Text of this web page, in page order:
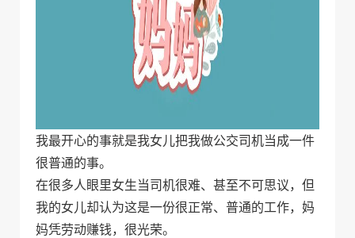
我最开心的事就是我女儿把我做公交司机当成一件
很普通的事。
在很多人眼里女生当司机很难、甚至不可思议，但
我的女儿却认为这是一份很正常、普通的工作，妈
妈凭劳动赚钱，很光荣。